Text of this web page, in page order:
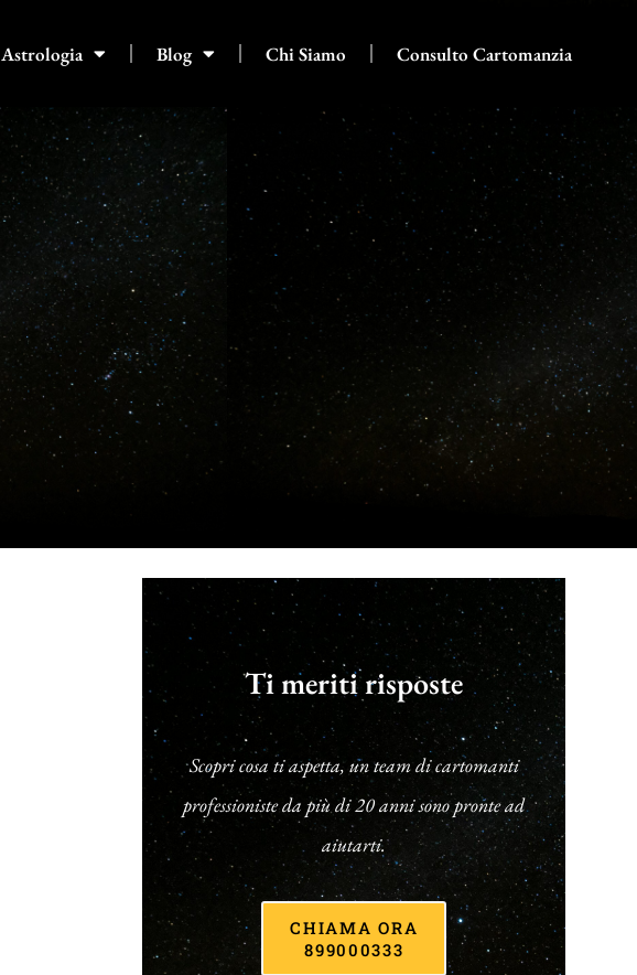
Astrologia Blog Chi Siamo Consulto Cartomanzia
Ti meriti risposte
Scopri cosa ti aspetta, un team di cartomanti
professioniste da più di 20 anni sono pronte ad
aiutarti.
CHIAMA ORA
899000333